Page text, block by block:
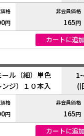
円 165円
カートに追加
ル（細）単色
ンジ）１０本入
(
円 165円
カートに追加